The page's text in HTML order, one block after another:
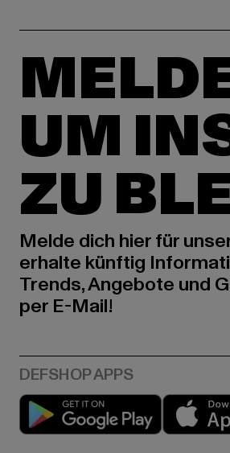
UM
ZU
Melde dich hier für
erhalte künftig
Trends, Angebote und
per E-Mail!
Play